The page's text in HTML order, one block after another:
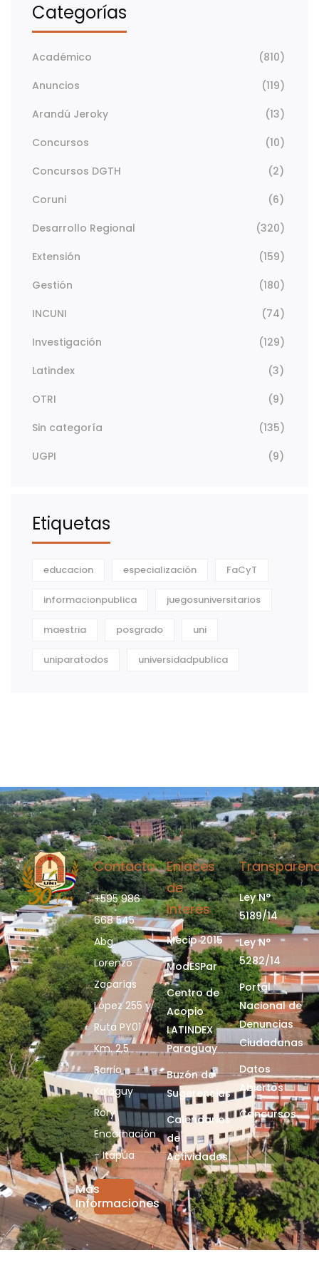
Categorías
Académico
(810)
Anuncios
(119)
Arandú Jeroky
(13)
Concursos
(10)
Concursos DGTH
(2)
Coruni
(6)
Desarrollo Regional
(320)
Extensión
(159)
Gestión
(180)
INCUNI
(74)
Investigación
(129)
Latindex
(3)
OTRI
(9)
Sin categoría
(135)
UGPI
(9)
Etiquetas
educacion especialización FaCyT
informacionpublica juegosuniversitarios
maestria posgrado uni
uniparatodos universidadpublica
Contacto
+595 986
668 545
Abg.
Lorenzo
Zacarías
López 255 y
Ruta PY01
Km. 2,5
Barrio
Ka’aguy
Rory
Encarnación
- Itapúa
Más
Informaciones
Enlaces
de
Interés
Mecip 2015
ModESPar
Centro de
Acopio
LATINDEX
Paraguay
Buzón de
Sugerencias
Calendarios
de
Actividades
Ley N°
5189/14
Ley N°
5282/14
Portal
Nacional de
Denuncias
Ciudadanas
Datos
Abiertos
Concursos